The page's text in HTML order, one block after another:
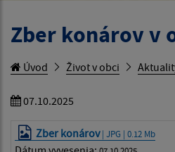
Zber konárov v
Úvod Život v obci
07.10.2025
Zber konárov| JPG | 0.12 Mb